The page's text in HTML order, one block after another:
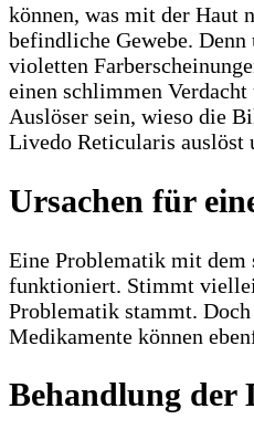
können, was mit der Haut
befindliche Gewebe.
violetten
einen schlimmen
Auslöser sein, wieso die
Livedo Reticularis auslöst
Ursachen für
Eine Problematik mit dem
funktioniert. Stimmt
Problematik stammt.
Medikamente können
Behandlung der